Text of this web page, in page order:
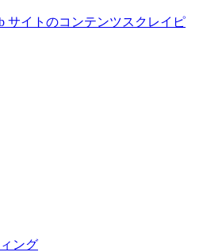
サイトのコンテンツスクレイピ
ング